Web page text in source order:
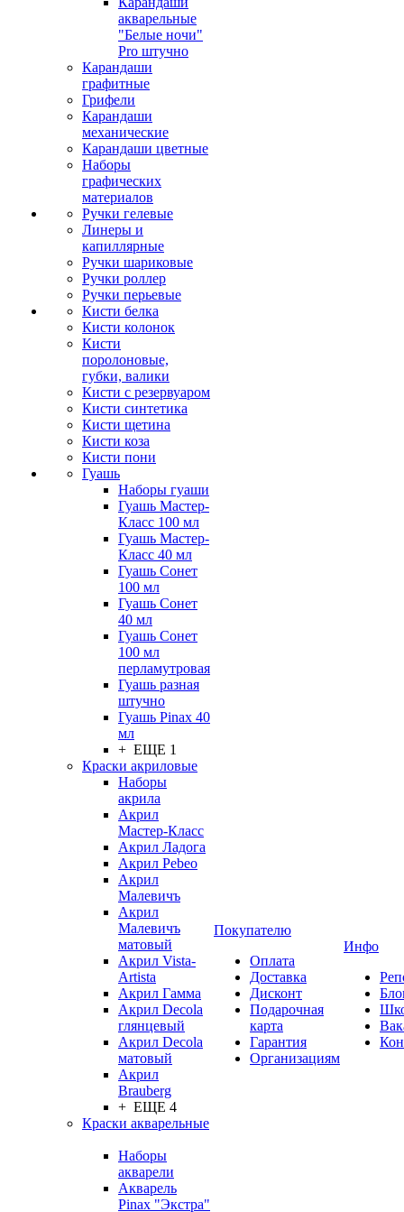
акварельные
"Белые ночи"
Pro штучно
Карандаши
графитные
Грифели
Карандаши
механические
Карандаши цветные
Наборы
графических
материалов
Ручки гелевые
Линеры и
капиллярные
Ручки шариковые
Ручки роллер
Ручки перьевые
Кисти белка
Кисти колонок
Кисти
поролоновые,
губки, валики
Кисти с резервуаром
Кисти синтетика
Кисти щетина
Кисти коза
Кисти пони
Гуашь
Наборы гуаши
Гуашь Мастер-
Класс 100 мл
Гуашь Мастер-
Класс 40 мл
Гуашь Сонет
100 мл
Гуашь Сонет
40 мл
Гуашь Сонет
100 мл
перламутровая
Гуашь разная
штучно
Гуашь Pinax 40
мл
+ ЕЩЕ 1
Краски акриловые
Наборы
акрила
Акрил
Мастер-Класс
Акрил Ладога
Акрил Pebeo
Акрил
Малевичъ
Акрил
Малевичъ
матовый
Акрил Vista-
Artista
Акрил Гамма
Акрил Decola
глянцевый
Акрил Decola
матовый
Акрил
Brauberg
+ ЕЩЕ 4
Краски акварельные
Наборы
акварели
Акварель
Pinax "Экстра"
Покупателю
Оплата
Доставка
Дисконт
Подарочная
карта
Гарантия
Организациям
Инфо